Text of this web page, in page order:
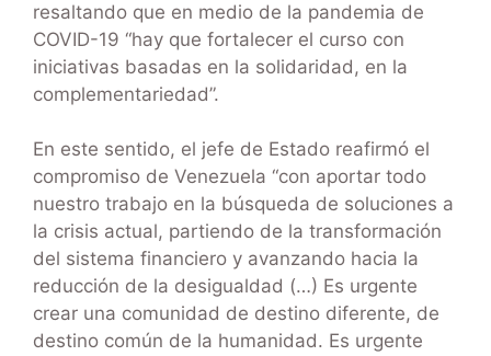
resaltando que en medio de la pandemia de
COVID-19 “hay que fortalecer el curso con
iniciativas basadas en la solidaridad, en la
complementariedad”.
En este sentido, el jefe de Estado reafirmó el
compromiso de Venezuela “con aportar todo
nuestro trabajo en la búsqueda de soluciones a
la crisis actual, partiendo de la transformación
del sistema financiero y avanzando hacia la
reducción de la desigualdad (…) Es urgente
crear una comunidad de destino diferente, de
destino común de la humanidad. Es urgente